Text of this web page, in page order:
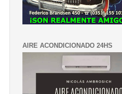
AIRE ACONDICIONADO 24HS